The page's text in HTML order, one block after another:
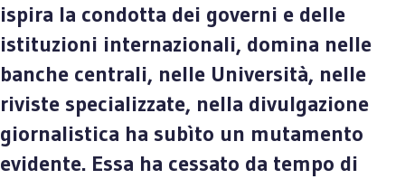
ispira la condotta dei governi e delle
istituzioni internazionali, domina nelle
banche centrali, nelle Università, nelle
riviste specializzate, nella divulgazione
giornalistica ha subìto un mutamento
evidente. Essa ha cessato da tempo di